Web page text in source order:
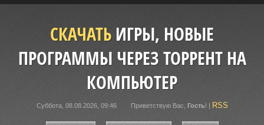
СКАЧАТЬИГРЫ, НОВЫЕ
ПРОГРАММЫ ЧЕРЕЗ ТОРРЕНТ НА
КОМПЬЮТЕР
Суббота, 08.08.2026, 09:46 Приветствую Вас Гость! | RSS